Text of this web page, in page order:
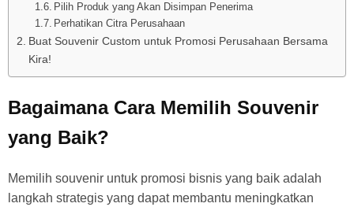
Pilih Produk yang Akan Disimpan Penerima
Perhatikan Citra Perusahaan
Buat Souvenir Custom untuk Promosi Perusahaan Bersama
Kira!
Bagaimana Cara Memilih Souvenir
yang Baik?
Memilih souvenir untuk promosi bisnis yang baik adalah
langkah strategis yang dapat membantu meningkatkan